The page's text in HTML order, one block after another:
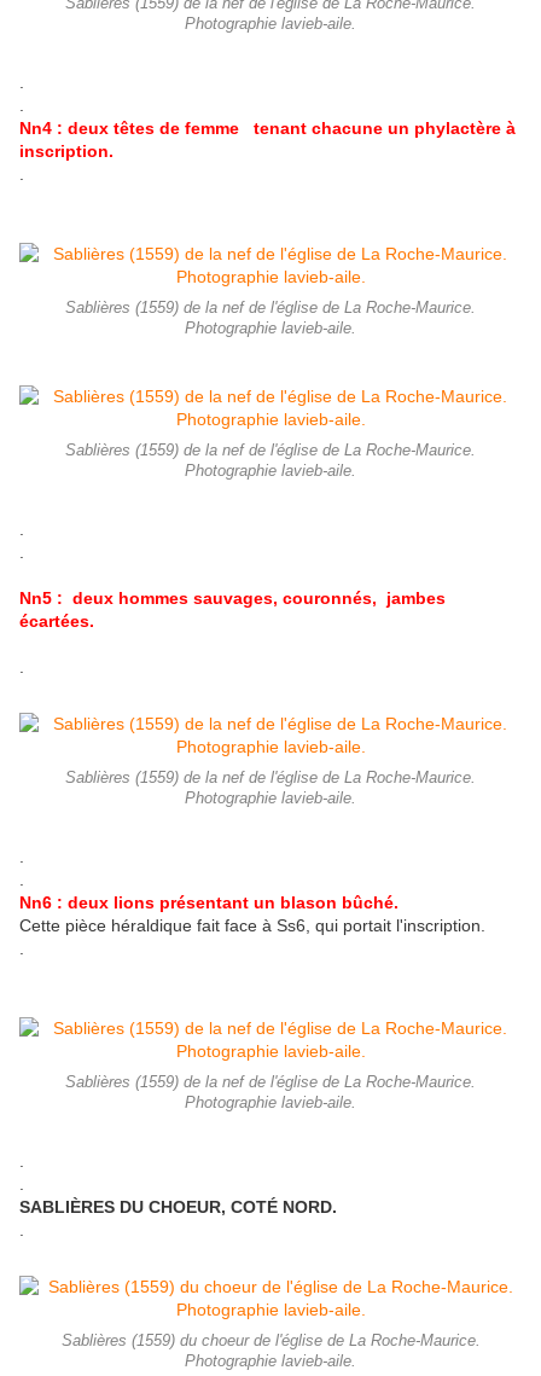
Sablières (1559) de la nef de l'église de La Roche-Maurice.
Photographie lavieb-aile.
.
.
Nn4 : deux têtes de femme tenant chacune un phylactère à
inscription.
.
Sablières (1559) de la nef de l'église de La Roche-Maurice.
Photographie lavieb-aile.
Sablières (1559) de la nef de l'église de La Roche-Maurice.
Photographie lavieb-aile.
.
.
Nn5 : deux hommes sauvages, couronnés, jambes
écartées.
.
Sablières (1559) de la nef de l'église de La Roche-Maurice.
Photographie lavieb-aile.
.
.
Nn6 : deux lions présentant un blason bûché.
Cette pièce héraldique fait face à Ss6, qui portait l'inscription.
.
Sablières (1559) de la nef de l'église de La Roche-Maurice.
Photographie lavieb-aile.
.
.
SABLIÈRES DU CHOEUR, COTÉ NORD.
.
Sablières (1559) du choeur de l'église de La Roche-Maurice.
Photographie lavieb-aile.